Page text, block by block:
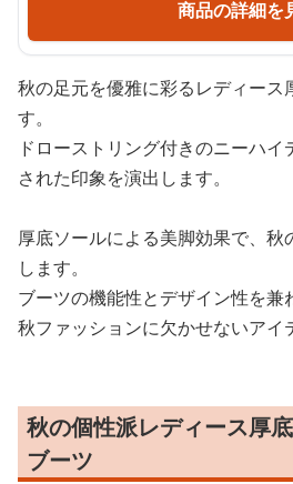
商品の詳細を
秋の足元を優雅に彩るレディース
す。
ドローストリング付きのニーハ
された印象を演出します。
厚底ソールによる美脚効果で、
します。
ブーツの機能性とデザイン性を
秋ファッションに欠かせないアイ
秋の個性派レディース厚
ブーツ